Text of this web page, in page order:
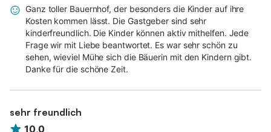
Ganz toller Bauernhof, der besonders die Kinder auf ihre
Kosten kommen lässt. Die Gastgeber sind sehr
kinderfreundlich. Die Kinder können aktiv mithelfen. Jede
Frage wir mit Liebe beantwortet. Es war sehr schön zu
sehen, wieviel Mühe sich die Bäuerin mit den Kindern gibt.
Danke für die schöne Zeit.
sehr freundlich
10,0